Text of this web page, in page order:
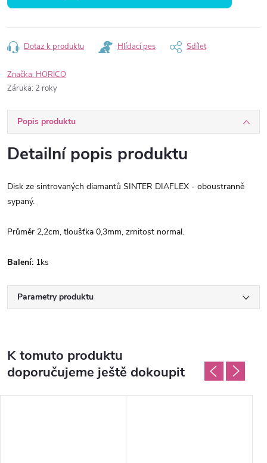
Dotaz k produktu Hlídací pes Sdílet
Značka: HORICO
Záruka: 2 roky
Popis produktu
Detailní popis produktu
Disk ze sintrovaných diamantů SINTER DIAFLEX - oboustranně
sypaný.
Průměr 2,2cm, tloušťka 0,3mm, zrnitost normal.
Balení: 1ks
Parametry produktu
K tomuto produktu
doporučujeme ještě dokoupit